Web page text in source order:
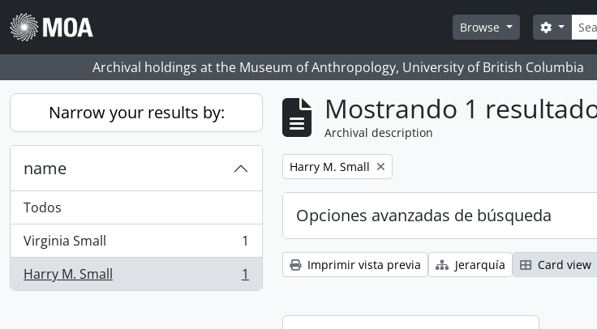
Skip to main content
Browse
Search
Archival holdings at the Museum of Anthropology, University of British Columbia
Narrow your results by:
name
Todos
Virginia Small
, 1 resultados
1
Harry M. Small
, 1 resultados 1
Mostrando 1
Archival description
Remove filter:
Harry M. Small
Opciones avanzadas de búsqueda
Imprimir vista previa Jerarquía Card view